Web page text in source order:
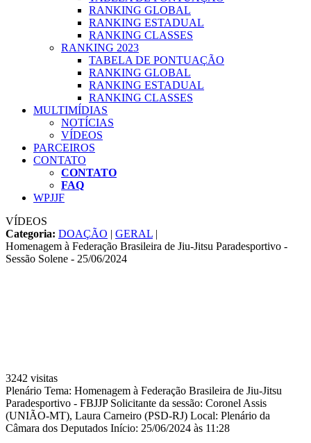
RANKING GLOBAL
RANKING ESTADUAL
RANKING CLASSES
RANKING 2023
TABELA DE PONTUAÇÃO
RANKING GLOBAL
RANKING ESTADUAL
RANKING CLASSES
MULTIMÍDIAS
NOTÍCIAS
VÍDEOS
PARCEIROS
CONTATO
CONTATO
FAQ
WPJJF
VÍDEOS
Categoria: DOAÇÃO | GERAL |
Homenagem à Federação Brasileira de Jiu-Jitsu Paradesportivo -
Sessão Solene - 25/06/2024
3242 visitas
Plenário Tema: Homenagem à Federação Brasileira de Jiu-Jitsu
Paradesportivo - FBJJP Solicitante da sessão: Coronel Assis
(UNIÃO-MT), Laura Carneiro (PSD-RJ) Local: Plenário da
Câmara dos Deputados Início: 25/06/2024 às 11:28